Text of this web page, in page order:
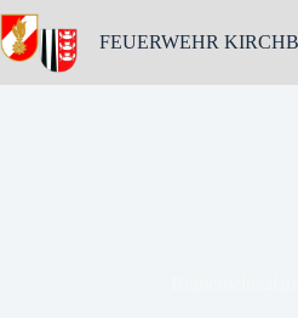
Skip
to
content
FEUERWEHR